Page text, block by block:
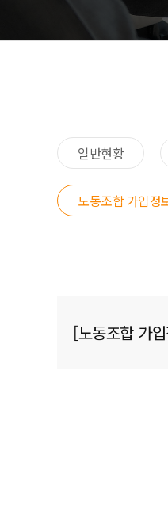
일반현황​
노동조합 가입정
[노동조합 가